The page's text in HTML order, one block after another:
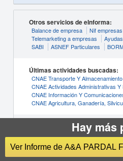
Otros servicios de eInforma:
Balance de empresa
Nif empresas
Telemarketing a empresas
SABI
ASNEF Particulares
Últimas actividades buscadas:
CNAE Transporte Y Almacenamiento
CNAE Actividades Administrativas
CNAE Información Y
CNAE Agricultura, Ganadería,
Últimas localidades buscadas:
Empresas
Empresas Las Palmas de Gran
Empresas Alicante
Hay más
Ver Informe de A&A PARDAL